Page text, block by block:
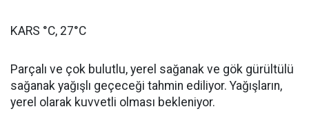
KARS °C, 27°C
Parçalı ve çok bulutlu, yerel sağanak ve gök gürültülü
sağanak yağışlı geçeceği tahmin ediliyor. Yağışların,
yerel olarak kuvvetli olması bekleniyor.